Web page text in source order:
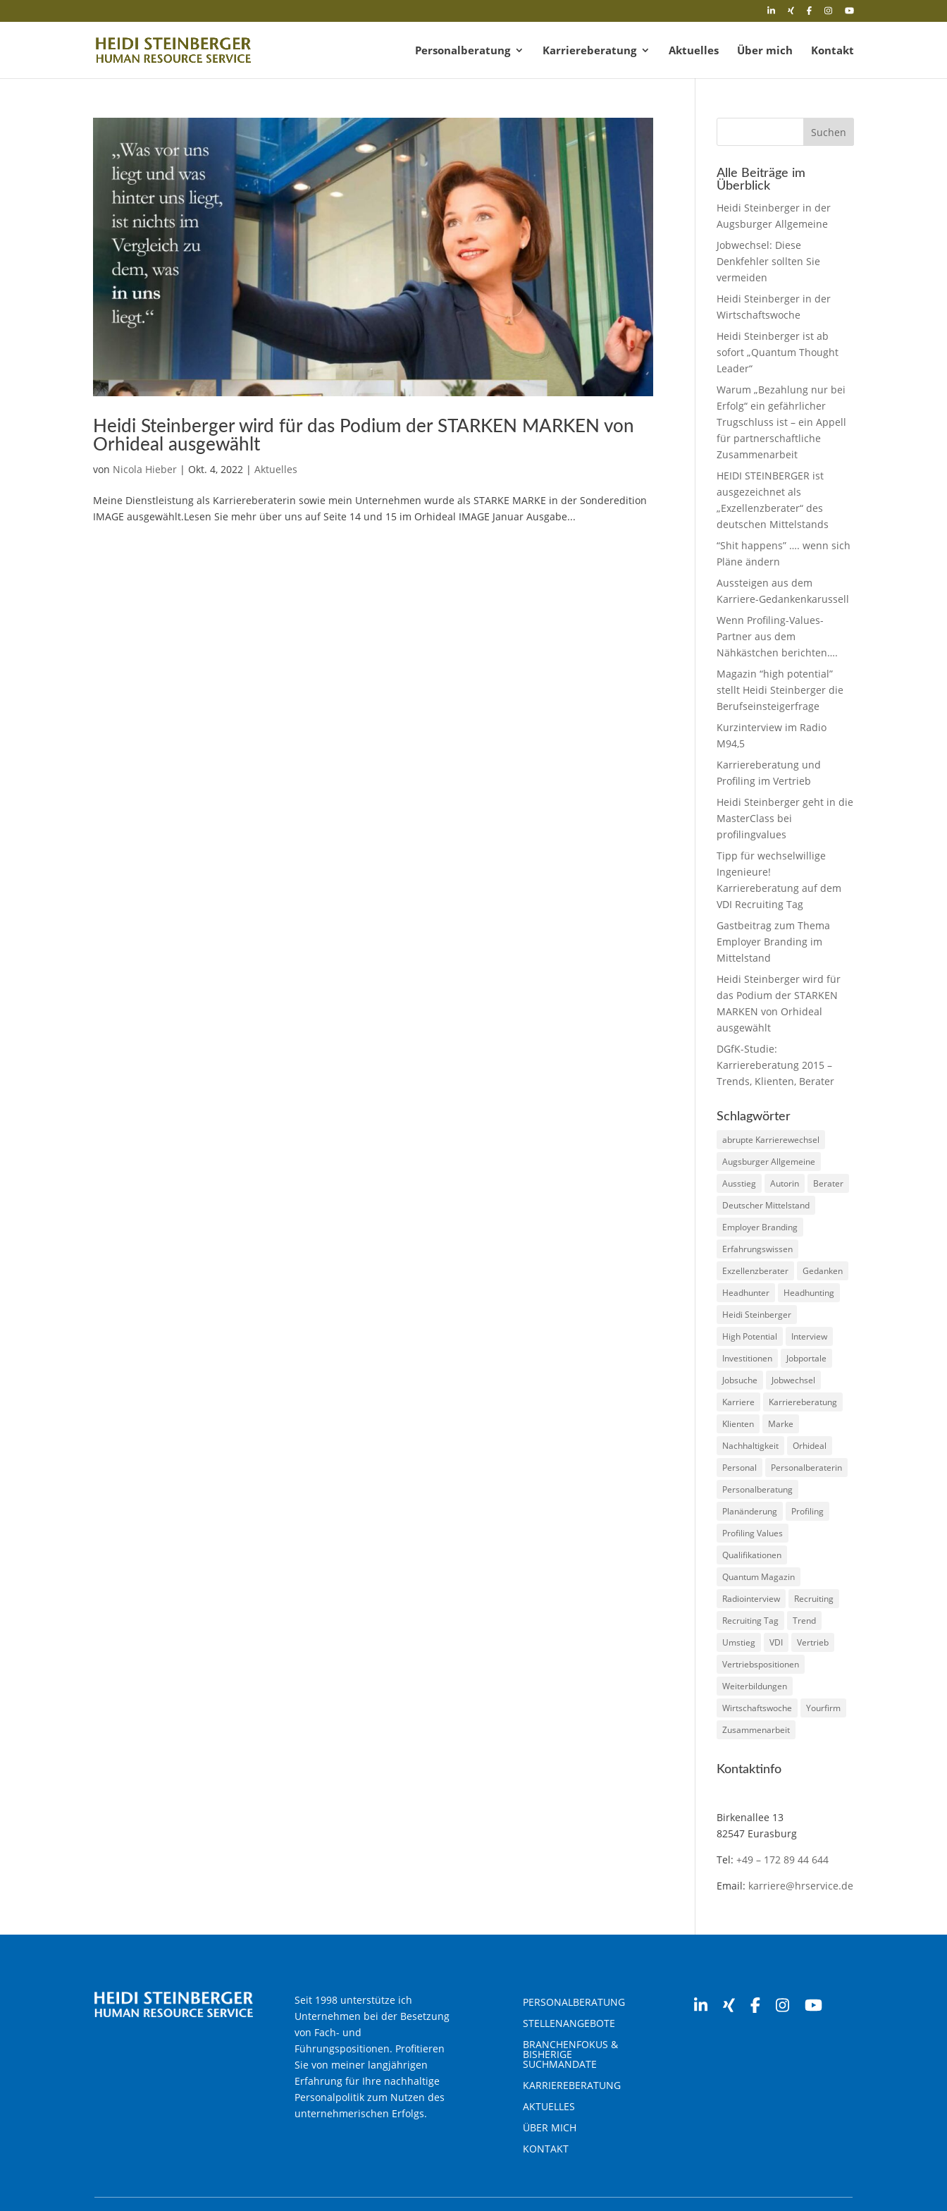
Personalberatung Karriereberatung Aktuelles Über mich Kontakt
Heidi Steinberger wird für das Podium der STARKEN MARKEN von
Orhideal ausgewählt
von Nicola Hieber | Okt. 4, 2022 | Aktuelles
Meine Dienstleistung als Karriereberaterin sowie mein Unternehmen wurde als STARKE MARKE in der Sonderedition
IMAGE ausgewählt.Lesen Sie mehr über uns auf Seite 14 und 15 im Orhideal IMAGE Januar Ausgabe...
Suchen
Alle Beiträge im
Überblick
Heidi Steinberger in der
Augsburger Allgemeine
Jobwechsel: Diese
Denkfehler sollten Sie
vermeiden
Heidi Steinberger in der
Wirtschaftswoche
Heidi Steinberger ist ab
sofort „Quantum Thought
Leader“
Warum „Bezahlung nur bei
Erfolg“ ein gefährlicher
Trugschluss ist – ein Appell
für partnerschaftliche
Zusammenarbeit
HEIDI STEINBERGER ist
ausgezeichnet als
„Exzellenzberater“ des
deutschen Mittelstands
“Shit happens” …. wenn sich
Pläne ändern
Aussteigen aus dem
Karriere-Gedankenkarussell
Wenn Profiling-Values-
Partner aus dem
Nähkästchen berichten….
Magazin “high potential”
stellt Heidi Steinberger die
Berufseinsteigerfrage
Kurzinterview im Radio
M94,5
Karriereberatung und
Profiling im Vertrieb
Heidi Steinberger geht in die
MasterClass bei
profilingvalues
Tipp für wechselwillige
Ingenieure!
Karriereberatung auf dem
VDI Recruiting Tag
Gastbeitrag zum Thema
Employer Branding im
Mittelstand
Heidi Steinberger wird für
das Podium der STARKEN
MARKEN von Orhideal
ausgewählt
DGfK-Studie:
Karriereberatung 2015 –
Trends, Klienten, Berater
Schlagwörter
abrupte Karrierewechsel
Augsburger Allgemeine
Ausstieg
Autorin
Berater
Deutscher Mittelstand
Employer Branding
Erfahrungswissen
Exzellenzberater
Gedanken
Headhunter
Headhunting
Heidi Steinberger
High Potential
Interview
Investitionen
Jobportale
Jobsuche
Jobwechsel
Karriere
Karriereberatung
Klienten
Marke
Nachhaltigkeit
Orhideal
Personal
Personalberaterin
Personalberatung
Planänderung
Profiling
Profiling Values
Qualifikationen
Quantum Magazin
Radiointerview
Recruiting
Recruiting Tag
Trend
Umstieg
VDI
Vertrieb
Vertriebspositionen
Weiterbildungen
Wirtschaftswoche
Yourfirm
Zusammenarbeit
Kontaktinfo
Birkenallee 13
82547 Eurasburg
Tel: +49 – 172 89 44 644
Email: karriere@hrservice.de
Seit 1998 unterstütze ich
Unternehmen bei der Besetzung
von Fach- und
Führungspositionen. Profitieren
Sie von meiner langjährigen
Erfahrung für Ihre nachhaltige
Personalpolitik zum Nutzen des
unternehmerischen Erfolgs.
PERSONALBERATUNG
STELLENANGEBOTE
BRANCHENFOKUS &
BISHERIGE
SUCHMANDATE
KARRIEREBERATUNG
AKTUELLES
ÜBER MICH
KONTAKT